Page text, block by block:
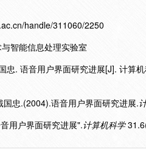
handle/311060/2250
智能信息处理实验室
忠. 语音用户界面研究进展[J]. 计算
国忠.(2004).语音用户界面研究进展.
用户界面研究进展".计算机科学